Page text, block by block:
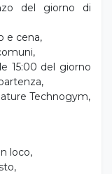
del giorno di
e cena,
15:00 del giorno
Technogym,
loco,